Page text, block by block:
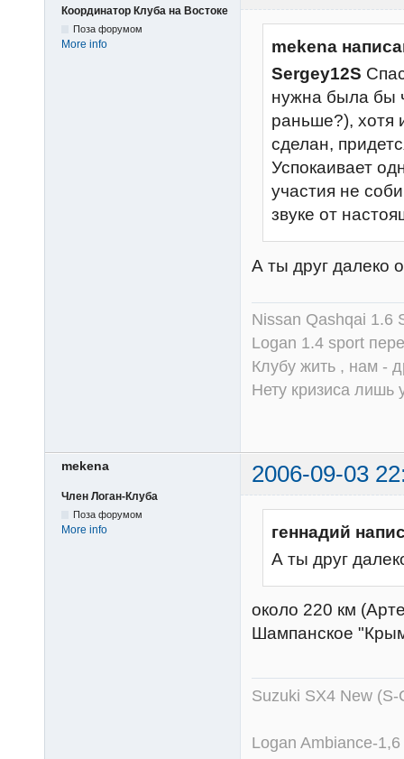
Координатор Клуба на Востоке
Поза форумом
More info
mekena
Sergey12S
нужна была бы
раньше?), хотя
сделан,
Успокаивает
участия не
звуке от
А ты друг далеко
Nissan Qashqai 1.6
Logan 1.4 sport
Клубу жить , нам -
Нету кризиса
mekena 2006-09-03
Член Логан-Клуба
Поза форумом
More info
геннадий
А ты друг
около 220 км
Шампанское
Suzuki SX4 New (S-
Logan Ambiance-